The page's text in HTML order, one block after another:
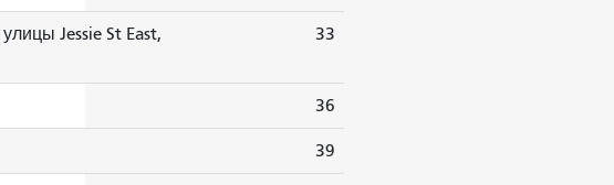
Jessie St East,
33
36
39